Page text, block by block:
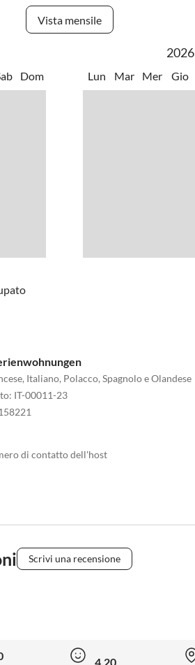
Vista mensile
Dom
2026
Lun Mar Mer Gio
Italiano, Polacco, Spagnolo e Olandese
: IT-00011-23
di contatto dell'host
Scrivi una recensione
4.20